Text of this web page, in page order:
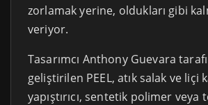
zorlamak yerine, oldukları gibi
veriyor.
Tasarımcı Anthony Guevara
geliştirilen PEEL, atık salak ve liçi
yapıştırıcı, sentetik polimer veya